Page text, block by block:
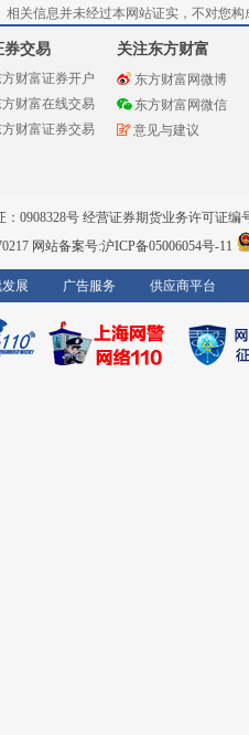
关信息并未经过本网站证实，不对您
券交易
方财富证券开户
方财富在线交易
方财富证券交易
关注东方财富
东方财富网微博
东方财富网微信
意见与建议
0908328号 经营证券期货业务许可证编
网站备案号:沪ICP备05006054号-11
展 广告服务 供应商平台